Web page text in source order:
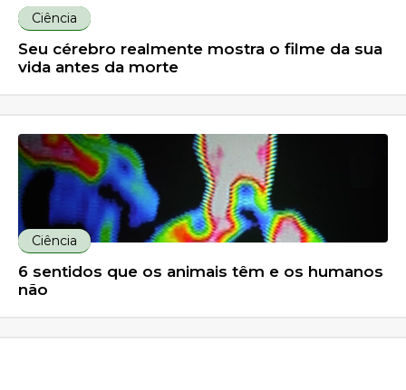
Ciência
Seu cérebro realmente mostra o filme da sua
vida antes da morte
Ciência
6 sentidos que os animais têm e os humanos
não